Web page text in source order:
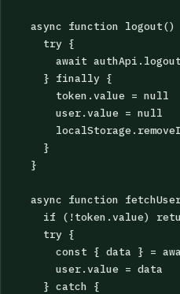
async function logout()
    try {
await
    } finally {
      token.value = null
      user.value = null
    }
  }
async function
if (!token.value)
    try {
const { data } =
      user.value = data
    } catch {